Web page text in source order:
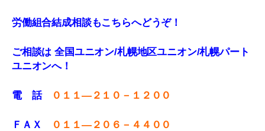
労働組合結成相談もこちらへどうぞ！
ご相談は 全国ユニオン/札幌地区ユニオン/札幌パート
ユニオンへ！
電 話 ０１１—２１０－１２００
ＦＡＸ ０１１—２０６－４４００